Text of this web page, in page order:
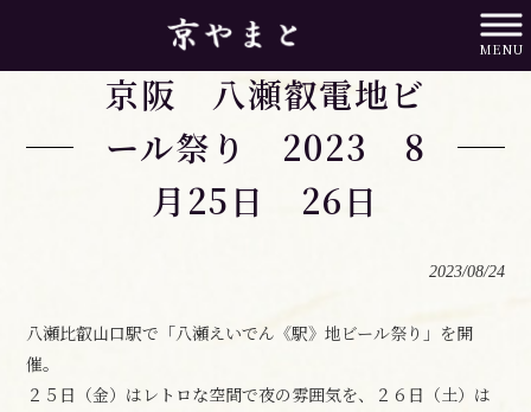
MENU
京都イベント
>
京阪 八瀬叡電地ビール祭り 2023 8月25日 26日
京阪 八瀬叡電地ビ
ール祭り 2023 8
月25日 26日
2023/08/24
八瀬比叡山口駅で「八瀬えいでん《駅》地ビール祭り」を開
催。
２５日（金）はレトロな空間で夜の雰囲気を、２６日（土）は